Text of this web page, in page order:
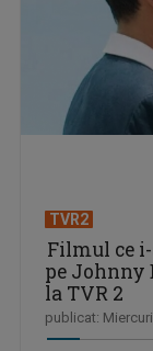
TVR2
Filmul ce
pe Johnny
la TVR 2
publicat: